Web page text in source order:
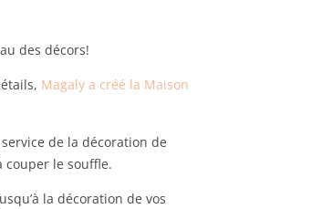
des décors!
Magaly a créé la Maison
de la décoration de
le souffle.
la décoration de vos